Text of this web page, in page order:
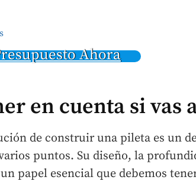
Ahora
en cuenta si
de construir una pileta es un
puntos. Su diseño, la
papel esencial que debemos